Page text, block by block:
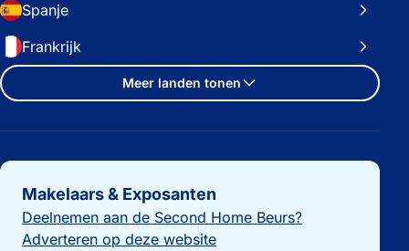
Spanje
Frankrijk
Meer landen tonen
Belangrijke links
Makelaars & Exposanten
Deelnemen aan de Second Home Beurs?
Adverteren op deze website